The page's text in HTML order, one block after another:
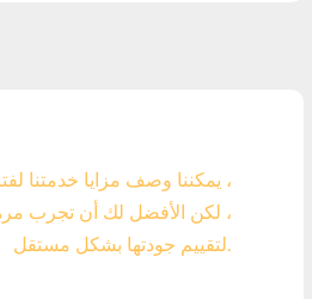
Visa/MasterCard USD
Visa/MasterCard EUR
يمكننا وصف مزايا خدمتنا لفترة طويلة ،
لكن الأفضل لك أن تجرب مرة واحدة ،
لتقييم جودتها بشكل مستقل.